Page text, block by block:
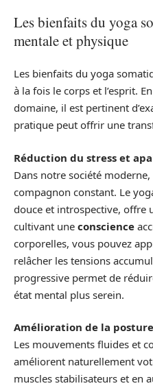
Les bienfaits du yoga
mentale et physique
Les bienfaits du yoga
à la fois le corps et l’esprit.
domaine, il est pertinent
pratique peut offrir une
Réduction du stress et
Dans notre société moderne,
compagnon constant. Le
douce et introspective, offre
cultivant une conscience
corporelles, vous pouvez
relâcher les tensions
progressive permet de
état mental plus serein.
Amélioration de la
Les mouvements fluides et
améliorent naturellement
muscles stabilisateurs et en